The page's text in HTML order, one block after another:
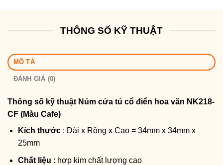
THÔNG SỐ KỸ THUẬT
MÔ TẢ
ĐÁNH GIÁ (0)
Thông số kỹ thuật Núm cửa tủ cổ điển hoa văn NK218-
CF (Màu Cafe)
Kích thước: Dài x Rộng x Cao = 34mm x 34mm x
25mm
Chất liệu : hợp kim chất lượng cao